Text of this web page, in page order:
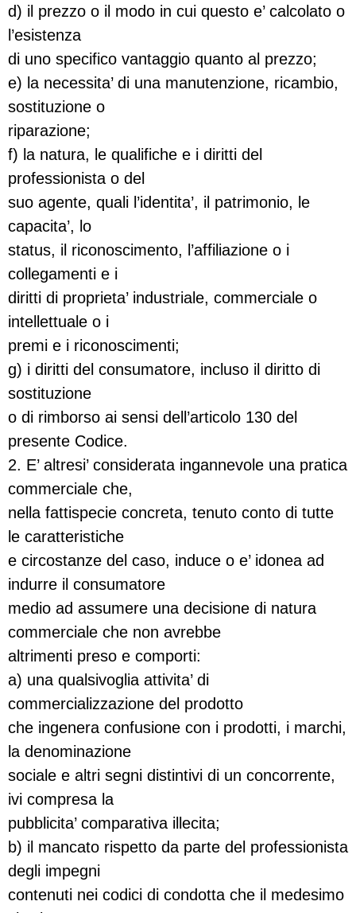
d) il prezzo o il modo in cui questo e’ calcolato o
l’esistenza
di uno specifico vantaggio quanto al prezzo;
e) la necessita’ di una manutenzione, ricambio,
sostituzione o
riparazione;
f) la natura, le qualifiche e i diritti del
professionista o del
suo agente, quali l’identita’, il patrimonio, le
capacita’, lo
status, il riconoscimento, l’affiliazione o i
collegamenti e i
diritti di proprieta’ industriale, commerciale o
intellettuale o i
premi e i riconoscimenti;
g) i diritti del consumatore, incluso il diritto di
sostituzione
o di rimborso ai sensi dell’articolo 130 del
presente Codice.
2. E’ altresi’ considerata ingannevole una pratica
commerciale che,
nella fattispecie concreta, tenuto conto di tutte
le caratteristiche
e circostanze del caso, induce o e’ idonea ad
indurre il consumatore
medio ad assumere una decisione di natura
commerciale che non avrebbe
altrimenti preso e comporti:
a) una qualsivoglia attivita’ di
commercializzazione del prodotto
che ingenera confusione con i prodotti, i marchi,
la denominazione
sociale e altri segni distintivi di un concorrente,
ivi compresa la
pubblicita’ comparativa illecita;
b) il mancato rispetto da parte del professionista
degli impegni
contenuti nei codici di condotta che il medesimo